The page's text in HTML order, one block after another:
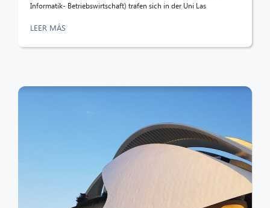
Informatik- Betriebswirtschaft) trafen sich in der Uni Las
LEER MÁS